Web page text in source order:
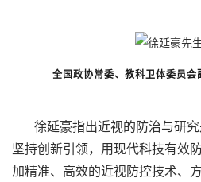
全国政协常委、教科卫体委员会
徐延豪指出近视的防治与研
坚持创新引领，用现代科技有效
加精准、高效的近视防控技术、